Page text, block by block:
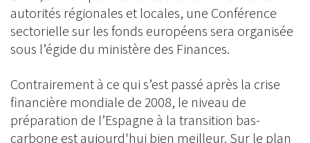
autorités régionales et locales, une Conférence
sectorielle sur les fonds européens sera organisée
sous l’égide du ministère des Finances.
Contrairement à ce qui s’est passé après la crise
financière mondiale de 2008, le niveau de
préparation de l’Espagne à la transition bas-
carbone est aujourd'hui bien meilleur. Sur le plan